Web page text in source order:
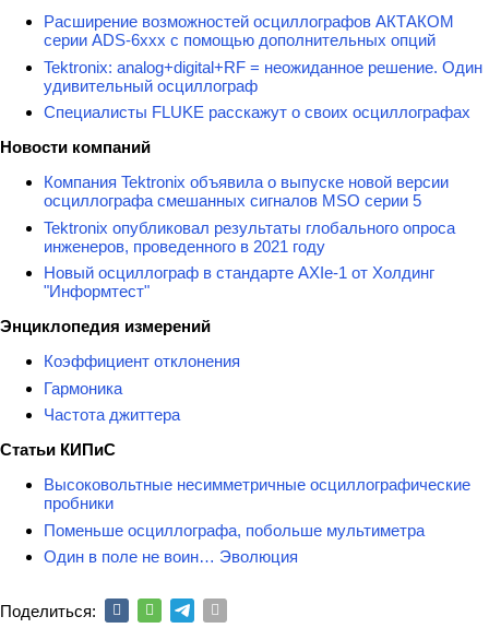
Расширение возможностей осциллографов АКТАКОМ
серии ADS-6ххх с помощью дополнительных опций
Tektronix: analog+digital+RF = неожиданное решение. Один
удивительный осциллограф
Специалисты FLUKE расскажут о своих осциллографах
Новости компаний
Компания Tektronix объявила о выпуске новой версии
осциллографа смешанных сигналов MSO серии 5
Tektronix опубликовал результаты глобального опроса
инженеров, проведенного в 2021 году
Новый осциллограф в стандарте AXIe-1 от Холдинг
"Информтест"
Энциклопедия измерений
Коэффициент отклонения
Гармоника
Частота джиттера
Статьи КИПиС
Высоковольтные несимметричные осциллографические
пробники
Поменьше осциллографа, побольше мультиметра
Один в поле не воин… Эволюция
Поделиться: